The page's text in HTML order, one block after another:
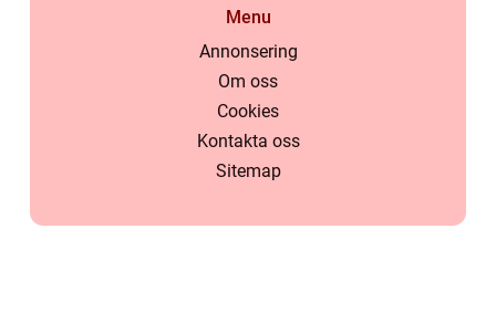
Menu
Annonsering
Om oss
Cookies
Kontakta oss
Sitemap